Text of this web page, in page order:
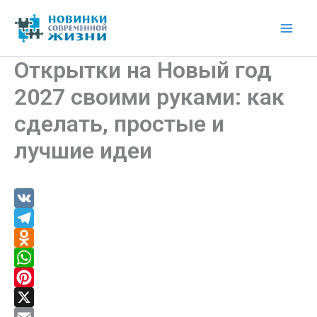
Открытки на Новый год
2027 своими руками: как
сделать, простые и
лучшие идеи
V
KT
e
l
e
O
d
n
W
hP